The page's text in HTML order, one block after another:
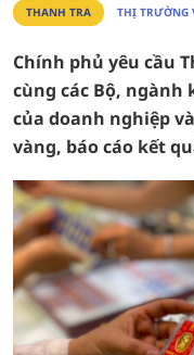
THANH TRA THỊ TRƯỜNG
Chính phủ yêu cầu
cùng các Bộ,
của doanh nghiệp
vàng, báo cáo kết